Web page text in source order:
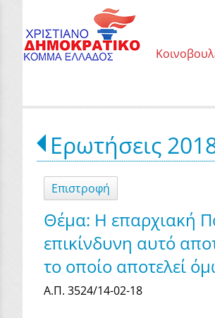
Ερωτήσεις
Επιστροφή
Θέμα: Η επαρχιακή
επικίνδυνη αυτό
το οποίο αποτελεί
Α.Π. 3524/14-02-18